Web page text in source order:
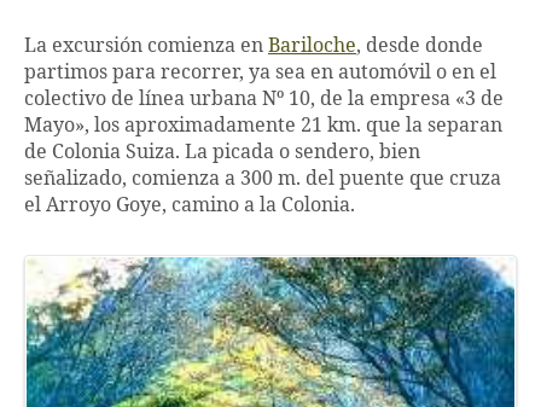
La excursión comienza en Bariloche, desde donde
partimos para recorrer, ya sea en automóvil o en el
colectivo de línea urbana Nº 10, de la empresa «3 de
Mayo», los aproximadamente 21 km. que la separan
de Colonia Suiza. La picada o sendero, bien
señalizado, comienza a 300 m. del puente que cruza
el Arroyo Goye, camino a la Colonia.